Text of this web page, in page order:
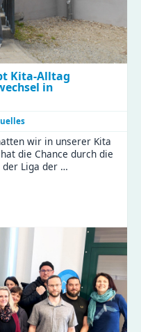
Kita-Alltag
in
wir in unserer Kita
die Chance durch die
der Liga der …